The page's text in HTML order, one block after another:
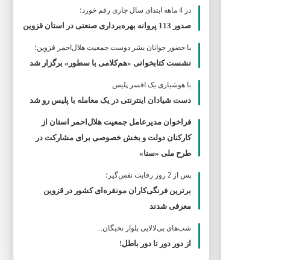
در 4 ماهه ابتدای سال جاری رقم خورد؛
صدور 113 پروانه بهره‌برداری صنعتی در استان قزوین
با حضور جوانان بشر دوست جمعیت هلال‌احمر قزوین؛
نشست کتابخوانی «هم‌کلامی با سطور» برگزار شد
با هوشیاری یک افسر پلیس
دست شیادان اینترنتی در یک معامله با پلیس رو شد
فراخوان مدیرعامل جمعیت هلال‌احمر استان از
کارکنان دولت و بخش خصوصی برای مشارکت در
طرح ملی «سنا»
پس از 2 روز رقابت نفس‌گیر؛
برترین فرنگی‌کاران مونقره‌ای کشور در قزوین
معرفی شدند
شب‌های بی‌لالایی بلوار نخبگان...
از دور دور تا دور باطل!